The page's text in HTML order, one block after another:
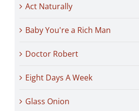
Act Naturally
Baby You're a Rich Man
Doctor Robert
Eight Days A Week
Glass Onion